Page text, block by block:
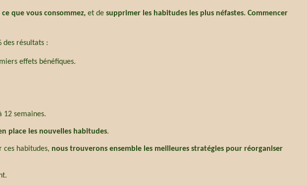
que vous consommez,et desupprimer les habitudes les plus néfastes. Commencer
des résultats :
effets bénéfiques.
12 semaines.
place les nouvelles habitudes.
habitudes, nous trouverons ensemble les meilleures stratégies pour réorganiser